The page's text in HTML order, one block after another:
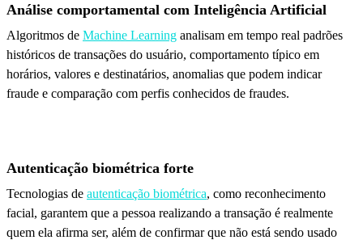
Análise comportamental com Inteligência Artificial
Algoritmos de Machine Learning analisam em tempo real padrões
históricos de transações do usuário, comportamento típico em
horários, valores e destinatários, anomalias que podem indicar
fraude e comparação com perfis conhecidos de fraudes.
Autenticação biométrica forte
Tecnologias de autenticação biométrica, como reconhecimento
facial, garantem que a pessoa realizando a transação é realmente
quem ela afirma ser, além de confirmar que não está sendo usado